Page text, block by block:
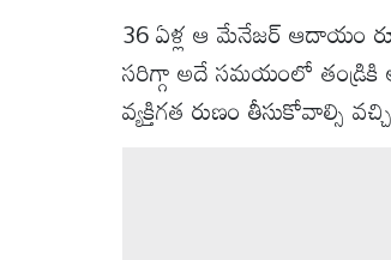
ఆటోమొబైల్
36 ఏళ్ల ఆ మేనేజర్ ఆదాయం
సరిగ్గా అదే సమయంలో తండ్రికి
వ్యక్తిగత రుణం తీసుకోవాల్సి